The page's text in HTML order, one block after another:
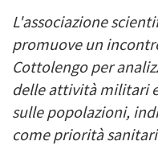
L'associazione
promuove un
Cottolengo per
delle attività militari
sulle popolazioni,
come priorità